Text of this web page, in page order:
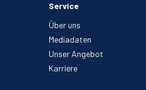
Service
Über uns
Mediadaten
Unser Angebot
Karriere